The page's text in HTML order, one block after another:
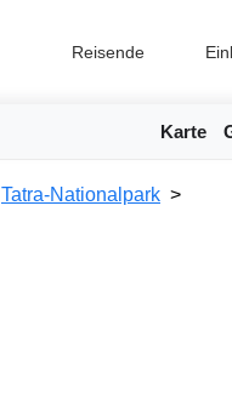
Reisende
Karte
Tatra-Nationalpark